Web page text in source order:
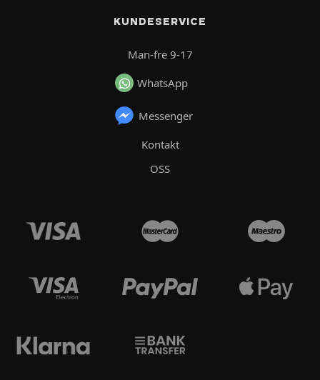
KUNDESERVICE
Man-fre 9-17
WhatsApp
Messenger
Kontakt
OSS